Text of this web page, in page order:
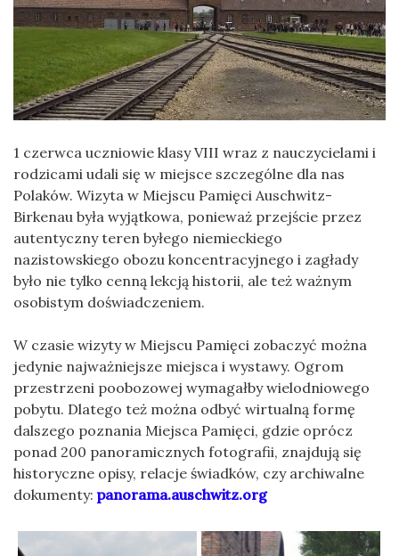
1 czerwca uczniowie klasy VIII wraz z nauczycielami i
rodzicami udali się w miejsce szczególne dla nas
Polaków. Wizyta w Miejscu Pamięci Auschwitz-
Birkenau była wyjątkowa, ponieważ przejście przez
autentyczny teren byłego niemieckiego
nazistowskiego obozu koncentracyjnego i zagłady
było nie tylko cenną lekcją historii, ale też ważnym
osobistym doświadczeniem.
W czasie wizyty w Miejscu Pamięci zobaczyć można
jedynie najważniejsze miejsca i wystawy. Ogrom
przestrzeni poobozowej wymagałby wielodniowego
pobytu. Dlatego też można odbyć wirtualną formę
dalszego poznania Miejsca Pamięci, gdzie oprócz
ponad 200 panoramicznych fotografii, znajdują się
historyczne opisy, relacje świadków, czy archiwalne
dokumenty: panorama.auschwitz.org